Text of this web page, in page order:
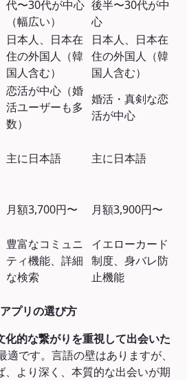
代〜30代が中心
（幅広い）
後半〜30代が中
心
日本人、日本在
住の外国人（韓
国人含む）
日本人、日本在
住の外国人（韓
国人含む）
恋活が中心（婚
活ユーザーも多
数）
婚活・真剣な恋
活が中心
主に日本語 主に日本語
月額3,700円〜 月額3,900円〜
豊富なコミュニ
ティ機能、詳細
な検索
イエローカード
制度、身バレ防
止機能
プリの選び方
化的な繋がりを重視して出会いた
適です。言語の壁はありますが、
、より深く、本質的な出会いが期